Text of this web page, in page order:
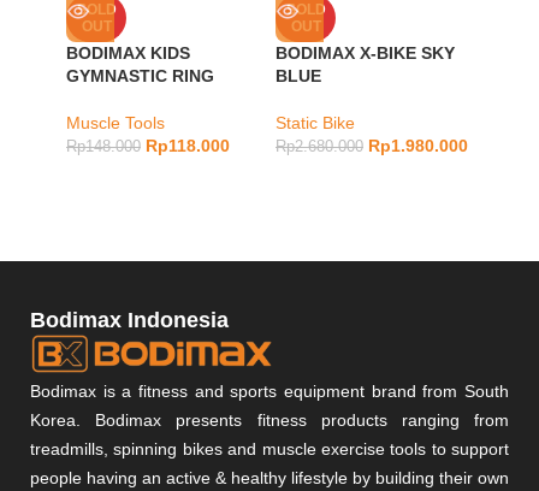
SOLD
OUT
BODIMAX KIDS
GYMNASTIC RING
Muscle Tools
Rp148.000 Rp118.000
SOLD
OUT
BODIMAX X-BIKE SKY
BLUE
Static Bike
Rp2.680.000 Rp1.980.000
Bodimax Indonesia
Bodimax is a fitness and sports equipment brand from South
Korea. Bodimax presents fitness products ranging from
treadmills, spinning bikes and muscle exercise tools to support
people having an active & healthy lifestyle by building their own